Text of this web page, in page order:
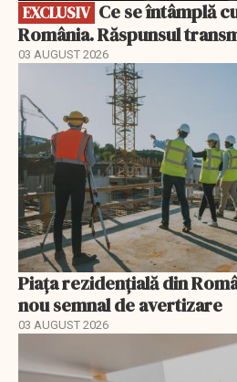
EXCLUSIV
România. Răspunsul
03 AUGUST 2026
Piața rezidențială din
nou semnal de avertizare
03 AUGUST 2026